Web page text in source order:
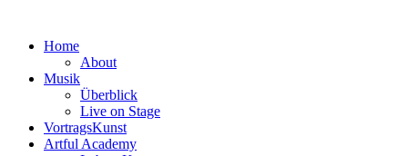
wechselnHome
About
Musik
Überblick
Live on Stage
VortragsKunst
Artful Academy